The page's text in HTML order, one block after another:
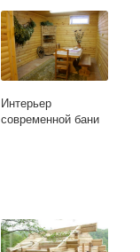
Интерьер
современной бани